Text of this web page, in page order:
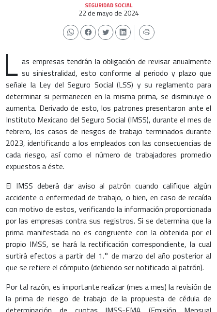
SEGURIDAD SOCIAL
22 de mayo de 2024
L as empresas tendrán la obligación de revisar anualmente
su siniestralidad, esto conforme al periodo y plazo que
señale la Ley del Seguro Social (LSS) y su reglamento para
determinar si permanecen en la misma prima, se disminuye o
aumenta. Derivado de esto, los patrones presentaron ante el
Instituto Mexicano del Seguro Social (IMSS), durante el mes de
febrero, los casos de riesgos de trabajo terminados durante
2023, identificando a los empleados con las consecuencias de
cada riesgo, así como el número de trabajadores promedio
expuestos a éste.
El IMSS deberá dar aviso al patrón cuando califique algún
accidente o enfermedad de trabajo, o bien, en caso de recaída
con motivo de estos, verificando la información proporcionada
por las empresas contra sus registros. Si se determina que la
prima manifestada no es congruente con la obtenida por el
propio IMSS, se hará la rectificación correspondiente, la cual
surtirá efectos a partir del 1.° de marzo del año posterior al
que se refiere el cómputo (debiendo ser notificado al patrón).
Por tal razón, es importante realizar (mes a mes) la revisión de
la prima de riesgo de trabajo de la propuesta de cédula de